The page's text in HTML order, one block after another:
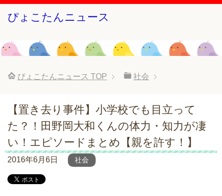
ぴょこたんニュース
ぴょこたんニュース TOP 社会
【置き去り事件】小学校でも目立って
た？！田野岡大和くんの体力・知力が凄
い！エピソードまとめ【親を許す！】
2016年6月6日 社会